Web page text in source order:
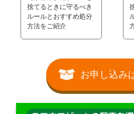
捨てるときに守るべき
ルールとおすすめ処分
方法をご紹介
お申し込み